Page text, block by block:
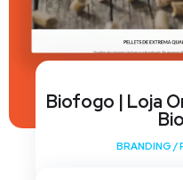
Biofogo | Loja
BRANDING /